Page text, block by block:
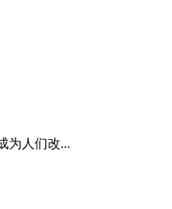
为人们改...